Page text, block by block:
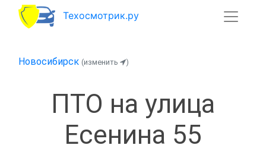
Техосмотрик.ру
Новосибирск (изменить )
ПТО на улица
Есенина 55